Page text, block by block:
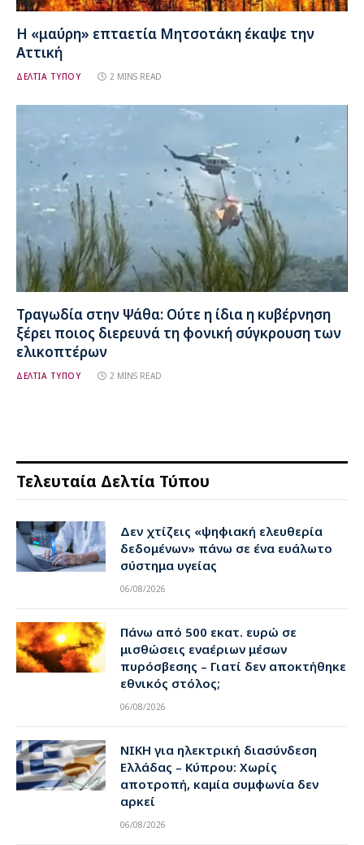
Η «μαύρη» επταετία Μητσοτάκη έκαψε την
Αττική
ΔΕΛΤΙΑ ΤΥΠΟΥ 2 MINS READ
Τραγωδία στην Ψάθα: Ούτε η ίδια η κυβέρνηση
ξέρει ποιος διερευνά τη φονική σύγκρουση των
ελικοπτέρων
ΔΕΛΤΙΑ ΤΥΠΟΥ 2 MINS READ
Τελευταία Δελτία Τύπου
Δεν χτίζεις «ψηφιακή ελευθερία
δεδομένων» πάνω σε ένα ευάλωτο
σύστημα υγείας
06/08/2026
Πάνω από 500 εκατ. ευρώ σε
μισθώσεις εναέριων μέσων
πυρόσβεσης – Γιατί δεν αποκτήθηκε
εθνικός στόλος;
06/08/2026
ΝΙΚΗ για ηλεκτρική διασύνδεση
Ελλάδας – Κύπρου: Χωρίς
αποτροπή, καμία συμφωνία δεν
αρκεί
06/08/2026